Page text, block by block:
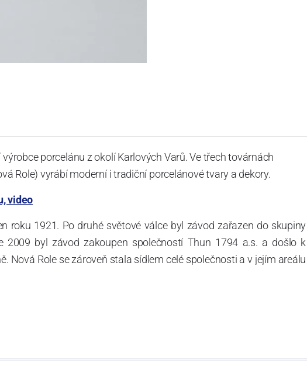
porcelánu z okolí Karlových Varů. Ve třech továrnách
Role) vyrábí moderní i tradiční porcelánové tvary a dekory.
video
roku 1921. Po druhé světové válce byl závod zařazen do skupiny
2009 byl závod zakoupen společností Thun 1794 a.s. a došlo k
Nová Role se zároveň stala sídlem celé společnosti a v jejím areálu